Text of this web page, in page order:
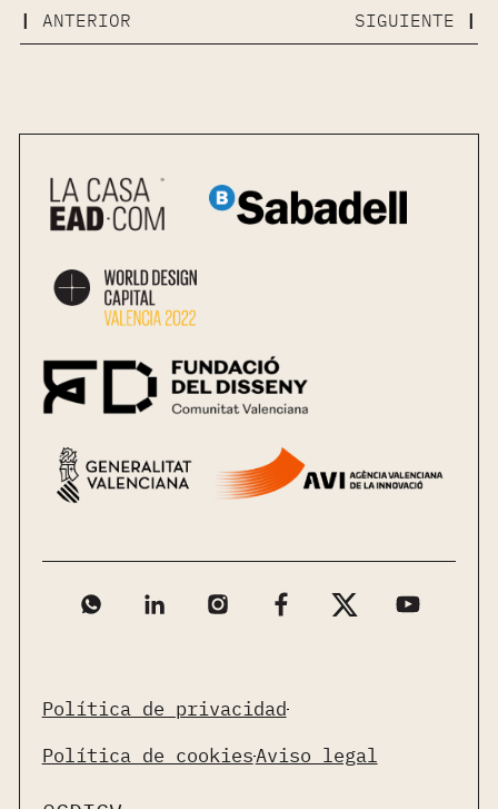
ANTERIOR SIGUIENTE
Política de privacidad
Política de cookiesAviso legal